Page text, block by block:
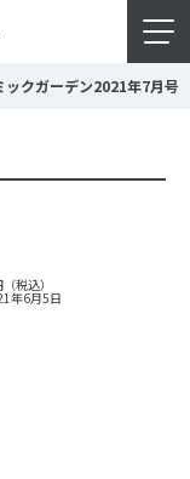
ックガーデン2021年7月号
税込）
年6月5日